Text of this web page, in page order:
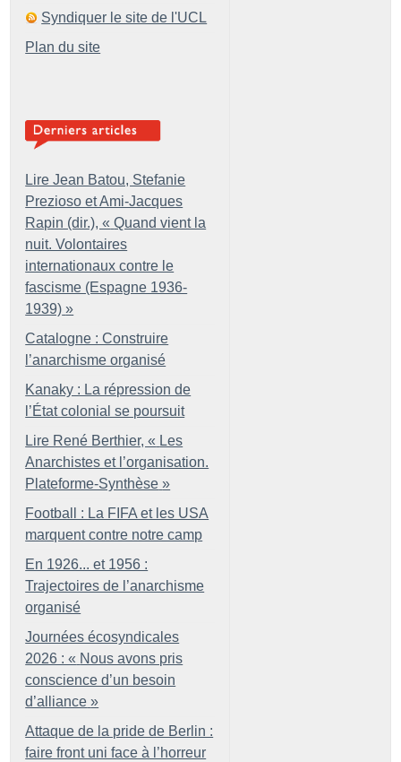
Syndiquer le site de l'UCL
Plan du site
Lire Jean Batou, Stefanie
Prezioso et Ami-Jacques
Rapin (dir.), « Quand vient la
nuit. Volontaires
internationaux contre le
fascisme (Espagne 1936-
1939) »
Catalogne : Construire
l’anarchisme organisé
Kanaky : La répression de
l’État colonial se poursuit
Lire René Berthier, « Les
Anarchistes et l’organisation.
Plateforme-Synthèse »
Football : La FIFA et les USA
marquent contre notre camp
En 1926... et 1956 :
Trajectoires de l’anarchisme
organisé
Journées écosyndicales
2026 : « Nous avons pris
conscience d’un besoin
d’alliance »
Attaque de la pride de Berlin :
faire front uni face à l’horreur